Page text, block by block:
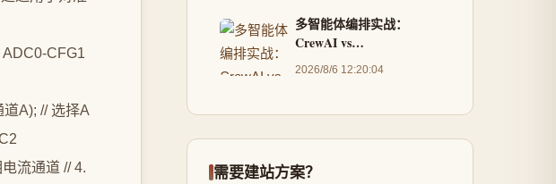
多智能体编排实战：
CrewAI vs
AutoGen（2026版）
2026/8/6 12:20:04
需要建站方案？